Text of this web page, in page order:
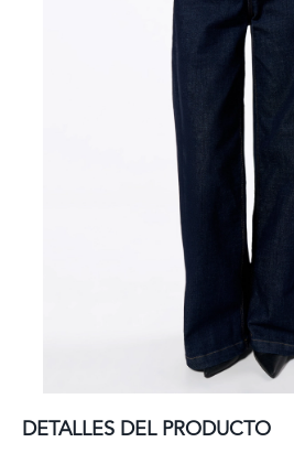
DETALLES DEL PRODUCTO